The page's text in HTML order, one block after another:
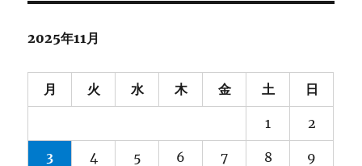
2025年11月
月 火 水 木 金 土 日
1 2
3 4 5 6 7 8 9